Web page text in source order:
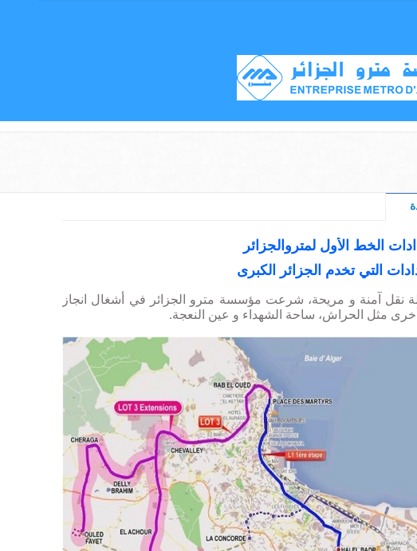
الخط الأول لمتروالجزائر
التي تخدم الجزائر الكبرى
نقل آمنة و مريحة، شرعت مؤسسة مترو الجزائر في أشغال انجاز
أخرى مثل الحراش، ساحة الشهداء و عين النعجة.